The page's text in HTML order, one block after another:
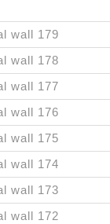
wall 179
wall 178
wall 177
wall 176
wall 175
wall 174
wall 173
wall 172